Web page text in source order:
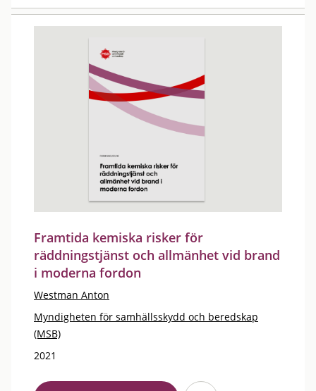
Framtida kemiska risker för
räddningstjänst och allmänhet vid brand
i moderna fordon
Westman Anton
Myndigheten för samhällsskydd och beredskap
(MSB)
2021